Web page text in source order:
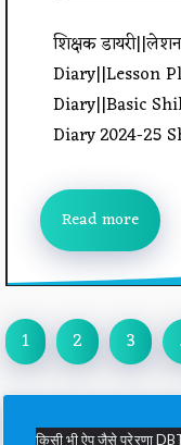
शिक्षक
Diary||Lesson
Diary||Basic
Diary 2024-25
Read more
1 2 3
किसी भी ऐप जैसे प्रेरणा